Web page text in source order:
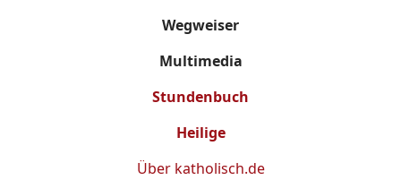
Wegweiser
Multimedia
Stundenbuch
Heilige
Über katholisch.de